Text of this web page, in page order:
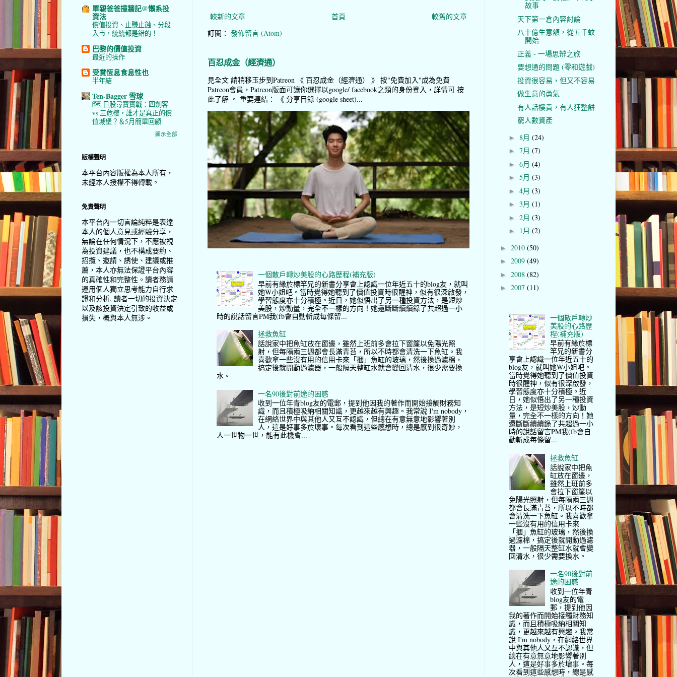
較新的文章 較舊的文章
首頁
訂閱： 發佈留言 (Atom)
百忍成金（經濟通）
見全文 請稍移玉步到Patreon 《 百忍成金（經濟通） 》 按"免費加入"成為免費
Patreon會員，Patreon版面可讓你選擇以google/ facebook之類的身份登入，詳情可 按
此了解 。 重要連結： 《 分享目錄 (google sheet)...
一個散戶轉炒美股的心路歷程(補充版)
早前有緣於標竿兄的新書分享會上認識一位年近五十的blog友，就叫
她W小姐吧。當時覺得她聽到了價值投資時很醒神，似有很深啟發，
學習態度亦十分積極。近日，她似悟出了另一種投資方法，是短炒
美股，炒動量，完全不一樣的方向！她還斷斷續續錄了共超過一小
時的說話留言PM我(fb會自動斬成每條留...
拯救魚缸
話說家中把魚缸放在窗邊，雖然上班前多會拉下窗簾以免陽光照
射，但每隔兩三週都會長滿青苔，所以不時都會清洗一下魚缸。我
喜歡拿一些沒有用的信用卡來「摑」魚缸的玻璃，然後換過濾棉，
搞定後就開動過濾器，一般隔天整缸水就會變回清水，很少需要換
水。
一名90後對前途的困惑
收到一位年青blog友的電郵，提到他因我的著作而開始接觸財務知
識，而且積極吸納相關知識，更越來越有興趣。我常說 I'm nobody，
在網絡世界中與其他人又互不認識，但總在有意無意地影響著別
人，這是好事多於壞事。每次看到這些感想時，總是感到很奇妙，
人一世物一世，能有此機會...
單親爸爸撞牆記@懶系投
資法
價值投資、止賺止蝕、分段
入市，統統都是錯的！
巴黎的價值投資
最近的操作
受賞恆息食息性也
半年結
Ten-Bagger 雪球
🗺️ 日股尋寶實戰：四劍客
vs 三危樓，誰才是真正的價
值城堡？＆5月簡單回顧
顯示全部
版權聲明
本平台內容版權為本人所有，
未經本人授權不得轉載。
免責聲明
本平台內一切言論純粹是表達
本人的個人意見或經驗分享，
無論在任何情況下，不應被視
為投資建議，也不構成要約、
招攬、邀請、誘使、建議或推
薦，本人亦無法保證平台內容
的真確性和完整性。讀者務請
運用個人獨立思考能力自行求
證和分析, 讀者一切的投資決定
以及該投資決定引致的收益或
損失，概與本人無涉。
故事
天下第一倉內容討論
八十億生意額，從五千蚊
開始
正義 - 一場思辨之旅
要想通的問題 (零和遊戲)
投資很容易，但又不容易
做生意的勇氣
有人話樓貴，有人狂整餅
窮人數資產
► 8月 (24)
► 7月 (7)
► 6月 (4)
► 5月 (3)
► 4月 (3)
► 3月 (1)
► 2月 (3)
► 1月 (2)
► 2010 (50)
► 2009 (49)
► 2008 (82)
► 2007 (11)
一個散戶轉炒
美股的心路歷
程(補充版)
早前有緣於標
竿兄的新書分
享會上認識一位年近五十的
blog友，就叫她W小姐吧。
當時覺得她聽到了價值投資
時很醒神，似有很深啟發，
學習態度亦十分積極。近
日，她似悟出了另一種投資
方法，是短炒美股，炒動
量，完全不一樣的方向！她
還斷斷續續錄了共超過一小
時的說話留言PM我(fb會自
動斬成每條留...
拯救魚缸
話說家中把魚
缸放在窗邊，
雖然上班前多
會拉下窗簾以
免陽光照射，但每隔兩三週
都會長滿青苔，所以不時都
會清洗一下魚缸。我喜歡拿
一些沒有用的信用卡來
「摑」魚缸的玻璃，然後換
過濾棉，搞定後就開動過濾
器，一般隔天整缸水就會變
回清水，很少需要換水。
一名90後對前
途的困惑
收到一位年青
blog友的電
郵，提到他因
我的著作而開始接觸財務知
識，而且積極吸納相關知
識，更越來越有興趣。我常
說 I'm nobody，在網絡世界
中與其他人又互不認識，但
總在有意無意地影響著別
人，這是好事多於壞事。每
次看到這些感想時，總是感